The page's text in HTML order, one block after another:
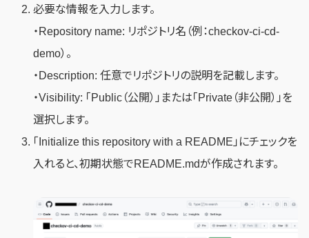
必要な情報を入力します。
・Repository name: リポジトリ名（例：checkov-ci-cd-
demo）。
・Description: 任意でリポジトリの説明を記載します。
・Visibility: 「Public（公開）」または「Private（非公開）」を
選択します。
「Initialize this repository with a README」にチェックを
入れると、初期状態でREADME.mdが作成されます。